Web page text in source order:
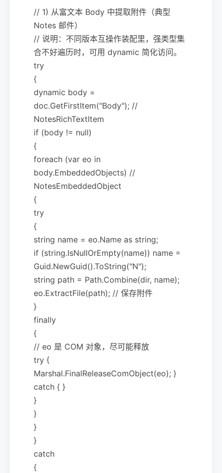
// 1) 从富文本 Body 中提取附件（典型
Notes 邮件）
// 说明：不同版本互操作装配里，强类型集
合不好遍历时，可用 dynamic 简化访问。
try
{
dynamic body =
doc.GetFirstItem("Body"); //
NotesRichTextItem
if (body != null)
{
foreach (var eo in
body.EmbeddedObjects) //
NotesEmbeddedObject
{
try
{
string name = eo.Name as string;
if (string.IsNullOrEmpty(name)) name =
Guid.NewGuid().ToString("N");
string path = Path.Combine(dir, name);
eo.ExtractFile(path); // 保存附件
}
finally
{
// eo 是 COM 对象，尽可能释放
try {
Marshal.FinalReleaseComObject(eo); }
catch { }
}
}
}
}
catch
{